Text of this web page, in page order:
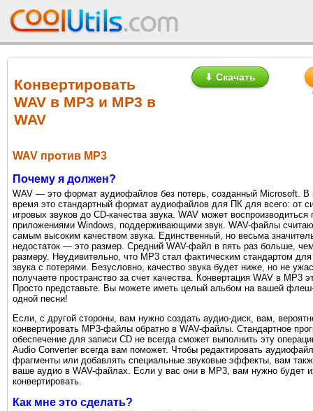
Конвертировать
WAV в MP3 и MP3 в
WAV
⬇ Скачать
WAV против MP3
Почему я должен?
WAV — это формат аудиофайлов без потерь, созданный Microsoft. В
время это стандартный формат аудиофайлов для ПК для всего: от
игровых звуков до CD-качества звука. WAV может воспроизводиться
приложениями Windows, поддерживающими звук. WAV-файлы
самым высоким качеством звука. Единственный, но весьма
недостаток — это размер. Средний WAV-файл в пять раз больше,
размеру. Неудивительно, что MP3 стал фактическим стандартом
звука с потерями. Безусловно, качество звука будет ниже, но не
получаете пространство за счет качества. Конвертация WAV в MP3
Просто представьте. Вы можете иметь целый альбом на вашей
одной песни!
Если, с другой стороны, вам нужно создать аудио-диск, вам,
конвертировать MP3-файлы обратно в WAV-файлы. Стандартное
обеспечение для записи CD не всегда сможет выполнить эту
Audio Converter всегда вам поможет. Чтобы редактировать
фрагменты или добавлять специальные звуковые эффекты, вам
ваше аудио в WAV-файлах. Если у вас они в MP3, вам нужно будет
конвертировать.
Как мне это сделать?